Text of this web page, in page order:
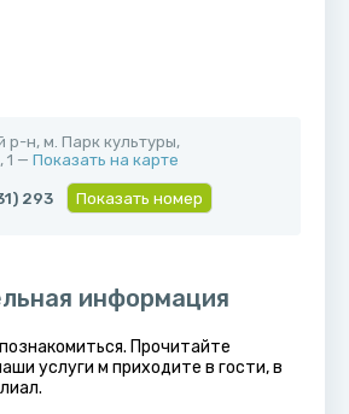
р-н, м. Парк культуры,
1 — Показать на карте
293 Показать номер
информация
Прочитайте
услуги м приходите в гости, в